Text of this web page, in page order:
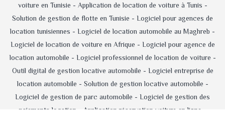
voiture en Tunisie - Application de location de voiture à Tunis -
Solution de gestion de flotte en Tunisie - Logiciel pour agences de
location tunisiennes - Logiciel de location automobile au Maghreb -
Logiciel de location de voiture en Afrique - Logiciel pour agence de
location automobile - Logiciel professionnel de location de voiture -
Outil digital de gestion locative automobile - Logiciel entreprise de
location automobile - Solution de gestion locative automobile -
Logiciel de gestion de parc automobile - Logiciel de gestion des
paiements location -
Application réservation voiture en ligne -